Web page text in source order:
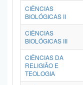
CIÊNCIAS
BIOLÓGICAS II
CIÊNCIAS
BIOLÓGICAS III
CIÊNCIAS DA
RELIGIÃO E
TEOLOGIA